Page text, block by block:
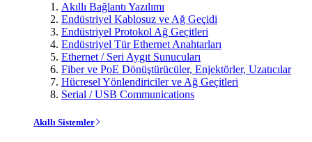
Akıllı Bağlantı Yazılımı
Endüstriyel Kablosuz ve Ağ Geçidi
Endüstriyel Protokol Ağ Geçitleri
Endüstriyel Tür Ethernet Anahtarları
Ethernet / Seri Aygıt Sunucuları
Fiber ve PoE Dönüştürücüler, Enjektörler, Uzatıcılar
Hücresel Yönlendiriciler ve Ağ Geçitleri
Serial / USB Communications
Akıllı Sistemler